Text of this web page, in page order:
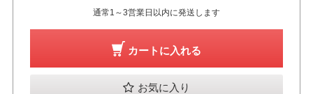
通常1～3営業日以内に発送します
カートに入れる
お気に入り